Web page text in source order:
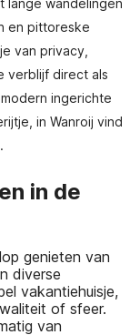
lange wandelingen
en pittoreske
van privacy,
verblijf direct als
ingerichte
in Wanroij vind
in de
genieten van
diverse
vakantiehuisje,
of sfeer.
van